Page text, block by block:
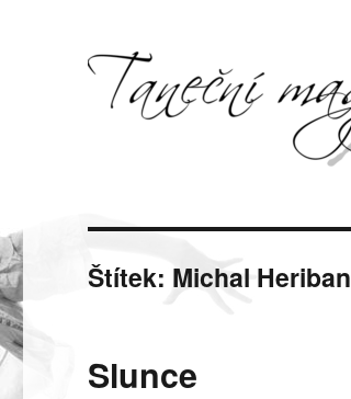
Štítek: Michal Heriban
Slunce